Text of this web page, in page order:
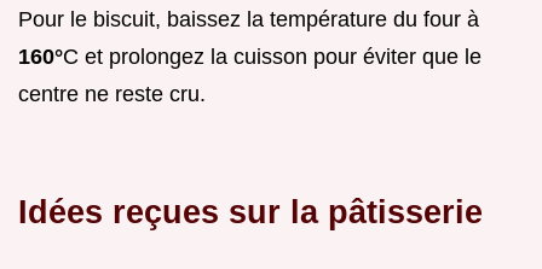
Pour le biscuit, baissez la température du four à
160°C et prolongez la cuisson pour éviter que le
centre ne reste cru.
Idées reçues sur la pâtisserie